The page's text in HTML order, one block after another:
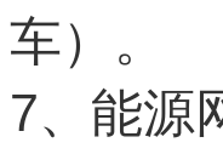
车）。
7、能源